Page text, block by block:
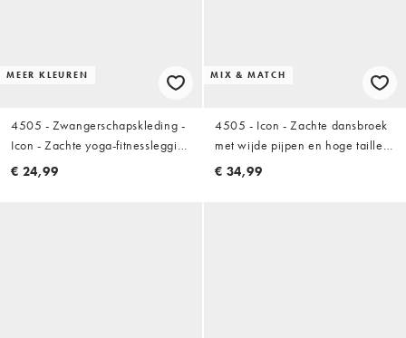
MEER KLEUREN
4505 - Zwangerschapskleding -
Icon - Zachte yoga-fitnesslegging
met hoge taille in
€ 24,99
MIX & MATCH
4505 - Icon - Zachte dansbroek
met wijde pijpen en hoge taille
in grijs
€ 34,99